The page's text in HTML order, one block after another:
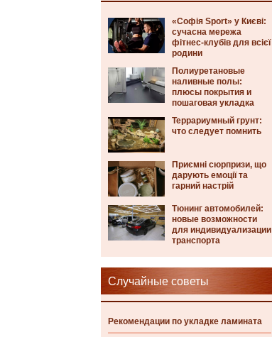
«Софія Sport» у Києві:
сучасна мережа
фітнес-клубів для всієї
родини
Полиуретановые
наливные полы:
плюсы покрытия и
пошаговая укладка
Террариумный грунт:
что следует помнить
Приємні сюрпризи, що
дарують емоції та
гарний настрій
Тюнинг автомобилей:
новые возможности
для индивидуализации
транспорта
Случайные советы
Рекомендации по укладке ламината